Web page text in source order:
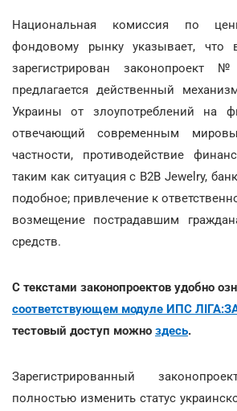
Национальная комиссия по
фондовому рынку указывает, что
зарегистрирован
предлагается действенный
Украины от злоупотреблений на
отвечающий современным
частности, противодействие
таким как ситуация с B2B Jewelry,
подобное; привлечение к
возмещение пострадавшим
средств.
С текстами законопроектов удобно
соответствующем модуле ИПС
тестовый доступ можно здесь.
Зарегистрированный
полностью изменить статус